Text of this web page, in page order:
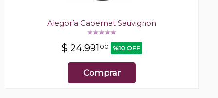
Alegoría Cabernet Sauvignon
$ 24.991 00 %10 OFF
Comprar